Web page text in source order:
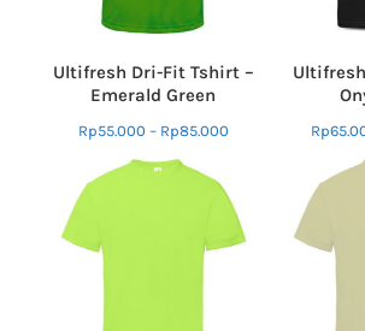
Ultifresh Dri-Fit Tshirt –
Emerald Green
Rp55.000 – Rp85.000 Rp